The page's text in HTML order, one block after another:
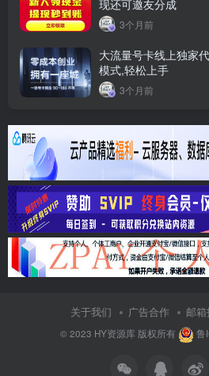
现还可邀友分成
3个月前
大流量号卡线上独家
模式,轻松上手
3个月前
关于我们 广告合作 邮
© 2023 HY资源库版权所有 鲁